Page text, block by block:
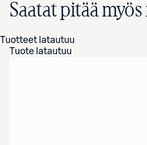
Saatat pitää
Tuotteet latautuu
Tuote latautuu